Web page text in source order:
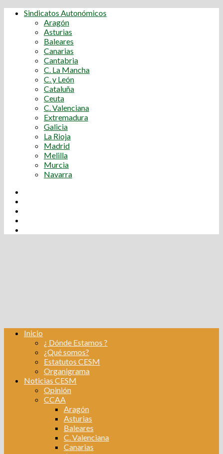
Sindicatos Autonómicos
Aragón
Asturias
Baleares
Canarias
Cantabria
C. La Mancha
C. y León
Cataluña
Ceuta
C. Valenciana
Extremadura
Galicia
La Rioja
Madrid
Melilla
Murcia
Navarra
fb
Inicio
¿ Dónde Estamos ?
¿Qué somos?
Estatutos CESM
Organigrama
Noticias CESM
Opinión
CCAA
Aragón
Asturias
Baleares
C. Valenciana
Canarias